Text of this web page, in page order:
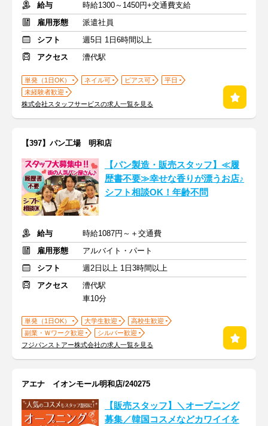
給与
時給1300～1450円+交通費支給
雇用形態
派遣社員
シフト
週5日 1日6時間以上
アクセス
漕代駅
単発（1日OK） ネイル可 ピアス可
平日
未経験者歓迎
株式会社スタッフサービスの求人一覧を見る
【397】パン工場 明和店
【パン製造・販売スタッフ】≪履
歴書不要≫幸せな香りが漂うお店♪
シフト相談OK！年齢不問
給与
時給1087円～＋交通費
雇用形態
アルバイト・パート
シフト
週2日以上 1日3時間以上
アクセス
漕代駅
車10分
単発（1日OK） 大学生歓迎
高校生歓迎
副業・Ｗワーク歓迎
シルバー歓迎
フジパンストアー株式会社の求人一覧を見る
アエナ イオンモール明和店/240275
【販売スタッフ】＼オープニング
募集／韓国コスメなどカワイイを